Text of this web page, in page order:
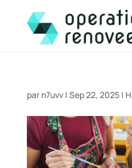
par n7uvv| Sep 22, 2025|